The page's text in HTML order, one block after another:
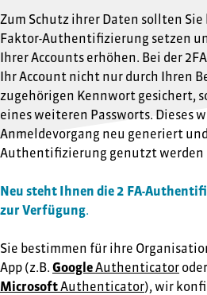
Zum Schutz ihrer Daten sollten
Faktor-Authentifizierung setzen
Ihrer Accounts erhöhen. Bei der
Ihr Account nicht nur durch Ihren
zugehörigen Kennwort gesichert,
eines weiteren Passworts. Dieses
Anmeldevorgang neu generiert
Authentifizierung genutzt werden
Neu steht Ihnen die 2 FA-
zur Verfügung.
Sie bestimmen für ihre
App (z.B. GoogleAuthenticator oder
MicrosoftAuthenticator), wir